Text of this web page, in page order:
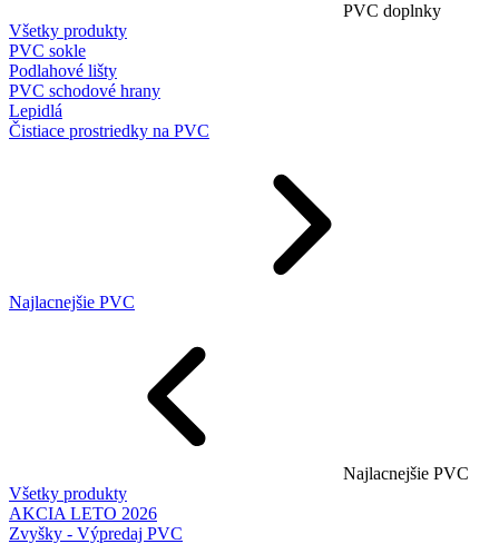
PVC doplnky
Všetky produkty
PVC sokle
Podlahové lišty
PVC schodové hrany
Lepidlá
Čistiace prostriedky na PVC
Najlacnejšie PVC
Najlacnejšie PVC
Všetky produkty
AKCIA LETO 2026
Zvyšky - Výpredaj PVC